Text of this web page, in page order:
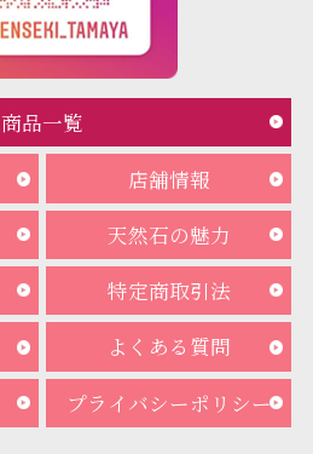
商品一覧
店舗情報
天然石の魅力
特定商取引法
よくある質問
プライバシーポリシー